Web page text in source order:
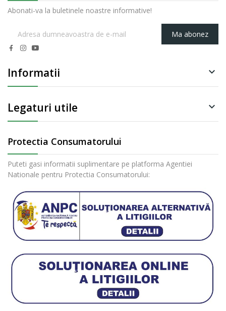
Abonati-va la buletinele noastre informative!
Ma abonez
Informatii 
Legaturi utile 
Protectia Consumatorului
Puteti gasi informatii suplimentare pe platforma Agentiei
Nationale pentru Protectia Consumatorului: